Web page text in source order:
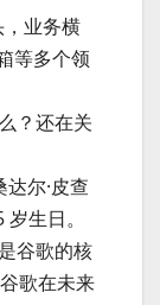
业务横
等多个领
？还在关
尔·皮查
生日。
谷歌的核
歌在未来